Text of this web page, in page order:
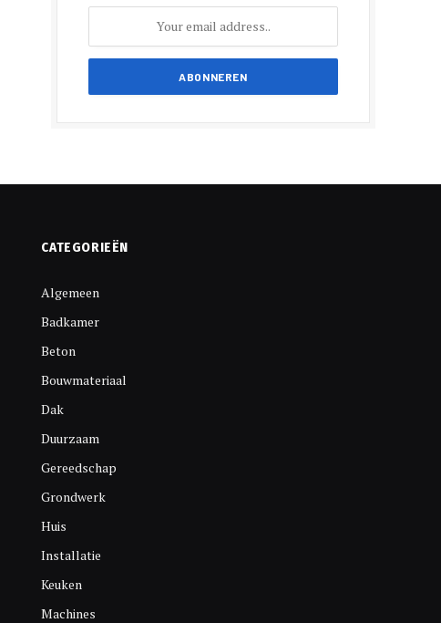
CATEGORIEËN
Algemeen
Badkamer
Beton
Bouwmateriaal
Dak
Duurzaam
Gereedschap
Grondwerk
Huis
Installatie
Keuken
Machines